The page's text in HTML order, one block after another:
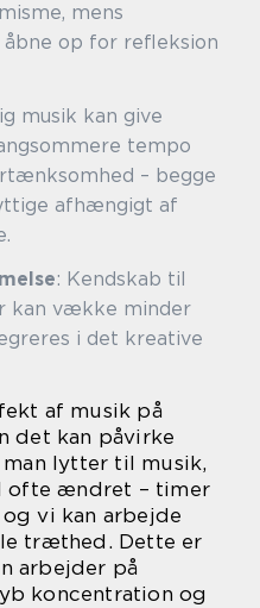
mens
op for refleksion
musik kan give
tempo
– begge
afhængigt af
: Kendskab til
kan vække minder
i det kreative
af musik på
det kan påvirke
lytter til musik,
ofte ændret – timer
vi kan arbejde
træthed. Dette er
arbejder på
koncentration og